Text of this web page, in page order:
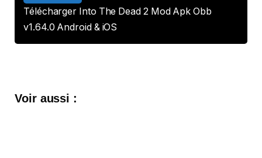
Télécharger Into The Dead 2 Mod Apk Obb
v1.64.0 Android & iOS
Voir aussi :